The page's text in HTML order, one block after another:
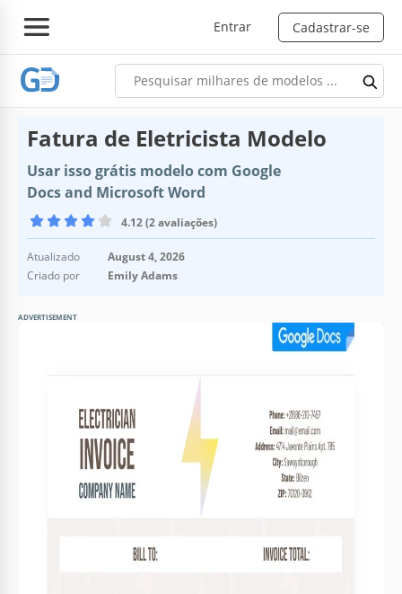
Entrar Cadastrar-se
Fatura de Eletricista Modelo
Usar isso grátis modelo com Google
Docs and Microsoft Word
4.12 (2 avaliações)
Atualizado
August 4, 2026
Criado por
Emily Adams
ADVERTISEMENT